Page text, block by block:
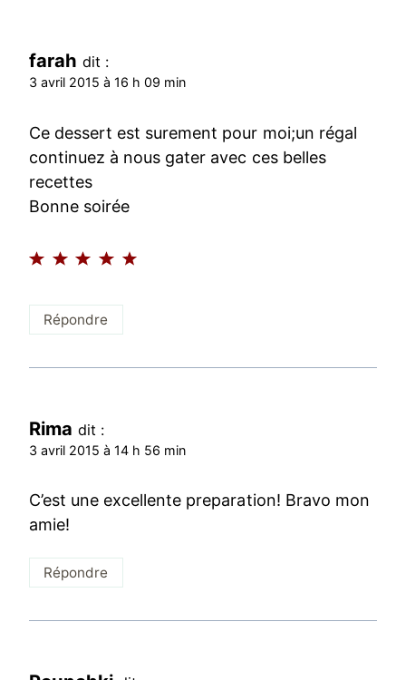
farah dit :
3 avril 2015 à 16 h 09 min
Ce dessert est surement pour moi;un régal
continuez à nous gater avec ces belles
recettes
Bonne soirée
Répondre
Rima dit :
3 avril 2015 à 14 h 56 min
C’est une excellente preparation! Bravo mon
amie!
Répondre